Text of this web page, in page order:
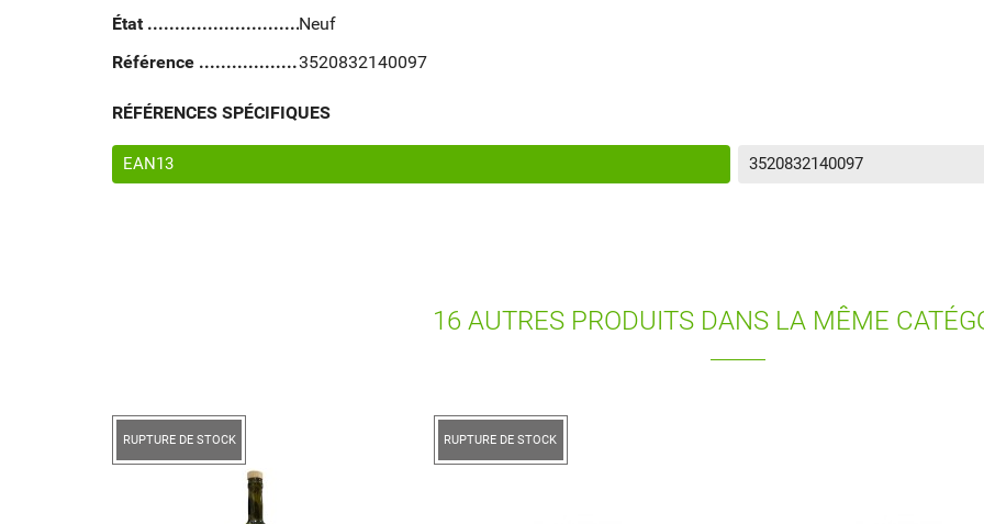
État
Neuf
Référence
3520832140097
RÉFÉRENCES SPÉCIFIQUES
EAN13 3520832140097
16 AUTRES PRODUITS DANS LA MÊME
RUPTURE DE STOCK